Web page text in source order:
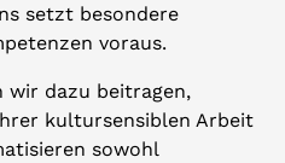
setzt besondere
voraus.
wir dazu beitragen,
kultursensiblen Arbeit
sowohl